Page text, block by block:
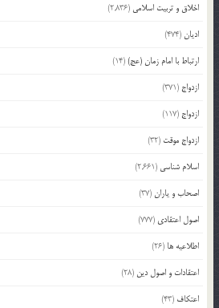
اخلاق و تربیت اسلامی (2,836)
ادیان(474)
ارتباط با امام زمان (عج)(14)
ازدواج (371)
ازدواج (117)
ازدواج موقت (32)
اسلام شناسی (2,661)
اصحاب و یاران(37)
اصول اعتقادی (777)
اطلاعیه ها (26)
اعتقادات و اصول دین (28)
اعتکاف (43)